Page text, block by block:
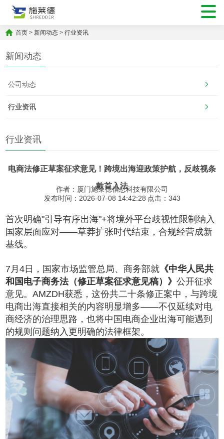
首页 > 新闻动态 >行业资讯
新闻动态
公司动态
行业资讯
行业资讯
电商法修正草案征求意见！跨境出海迎政策护航，反歧视条
款首入法
作者：厦门施莱德信息科技有限公司
发布时间：2026-07-08 14:42:28 点击： 343
首次明确"引导有序出海"+将境外平台歧视性限制纳入
国家层面应对——草莽扩张时代结束，合规经营成新
基线。
7月4日，国家市场监管总局、商务部就 《中华人民共
和国电子商务法（修正草案征求意见稿）》公开征求
意见。AMZDH获悉，这份共二十条修正案中，与跨境
电商出海直接相关的内容明显增多——不仅延续对电
商经济的治理思路，也将中国电商企业出海可能遇到
的规则问题纳入更明确的法律框架。